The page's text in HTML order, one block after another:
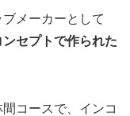
メーカーとして
ンセプトで作られた
コースで、インコ